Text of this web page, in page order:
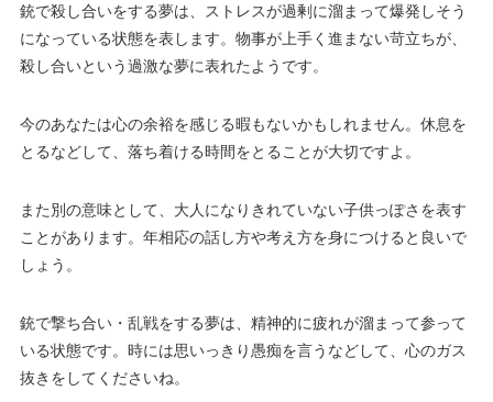
銃で殺し合いをする夢は、ストレスが過剰に溜まって爆発しそう
になっている状態を表します。物事が上手く進まない苛立ちが、
殺し合いという過激な夢に表れたようです。
今のあなたは心の余裕を感じる暇もないかもしれません。休息を
とるなどして、落ち着ける時間をとることが大切ですよ。
また別の意味として、大人になりきれていない子供っぽさを表す
ことがあります。年相応の話し方や考え方を身につけると良いで
しょう。
銃で撃ち合い・乱戦をする夢は、精神的に疲れが溜まって参って
いる状態です。時には思いっきり愚痴を言うなどして、心のガス
抜きをしてくださいね。